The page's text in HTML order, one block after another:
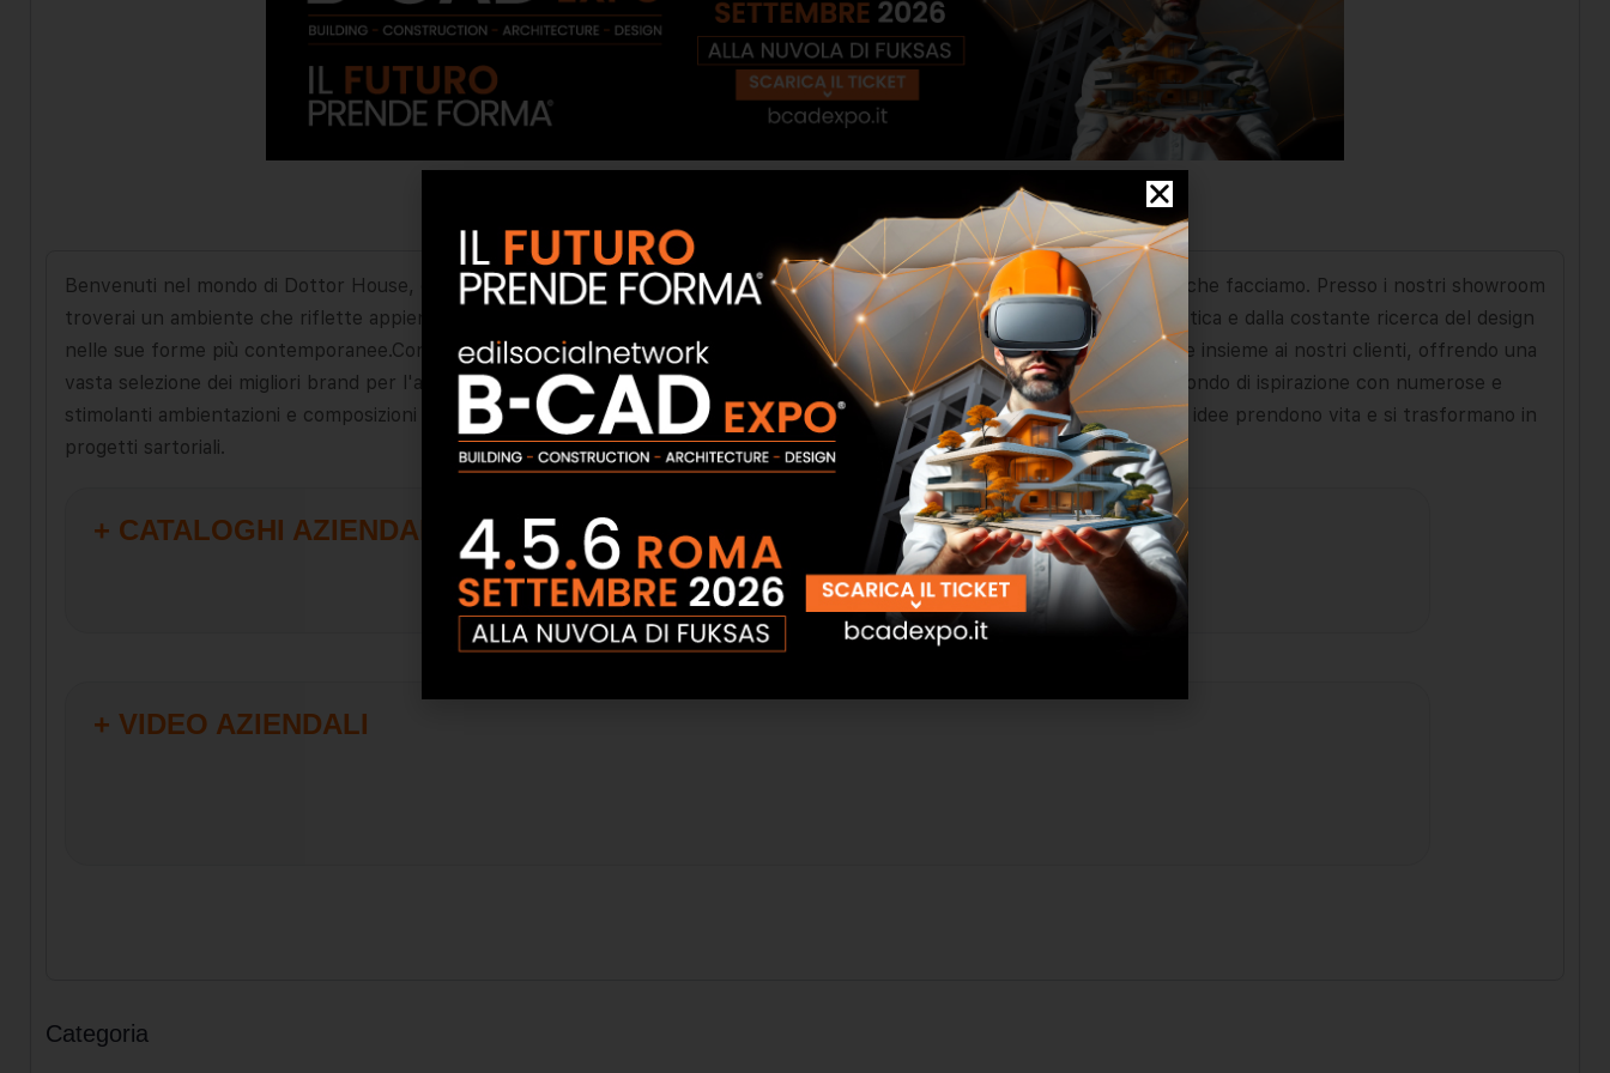
Benvenuti nel mondo di Dottor House, dove l'arte dell'arredamento e la soddisfazione del cliente sono al centro di tutto ciò che facciamo. Presso i nostri showroom
troverai un ambiente che riflette appieno la nostra visione aziendale, caratterizzata da una forte attenzione all'eleganza stilistica e dalla costante ricerca del design
nelle sue forme più contemporanee.Con oltre 1 O anni di esperienza nel settore, ci dedichiamo a progettare spazi da arredare insieme ai nostri clienti, offrendo una
vasta selezione dei migliori brand per l'arredamento di casa, cucina, bagno, wellness e spazi outdoor.Ogni showroom è uno mondo di ispirazione con numerose e
stimolanti ambientazioni e composizioni in grado di soddisfare ogni esigenza e gusto estetico. Un laboratorio dinamico dove le idee prendono vita e si trasformano in
progetti sartoriali.
+ CATALOGHI AZIENDALI
+ VIDEO AZIENDALI
Categoria